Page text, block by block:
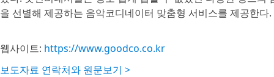
을 선별해 제공하는 음악코디네이터 맞춤형 서비스를 제공한다.
웹사이트: https://www.goodco.co.kr
보도자료 연락처와 원문보기 >